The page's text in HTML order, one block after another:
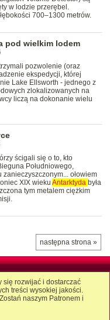
w lodzie przerębel.
700–1300 metrów.
pod wielkim lodem
pozwolenie (oraz
ekspedycji, której
Lake Ellsworth - jednego z
zlokalizowanych na
liczą na dokonanie wielu
ścigali się o to, kto
Południowego,
ołowiem
XIX wieku Antarktyda była
tym metalem ciężkim
następna strona »
się rozwijać i dostarczać
treści wysokiej jakości.
naszym Patronem i